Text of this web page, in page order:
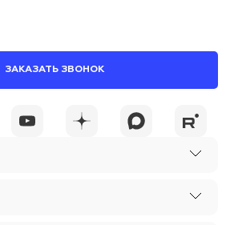
ЗАКАЗАТЬ ЗВОНОК